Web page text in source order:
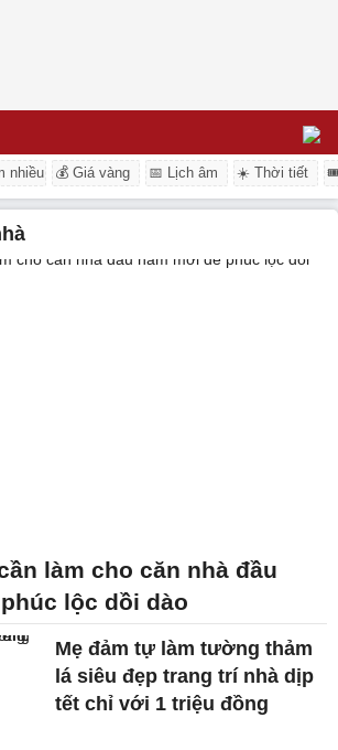
nhiều 💰 Giá vàng 📅 Lịch âm ☀️ Thời tiết
làm cho căn nhà đầu
lộc dồi dào
Mẹ đảm tự làm tường thảm
lá siêu đẹp trang trí nhà dịp
tết chỉ với 1 triệu đồng